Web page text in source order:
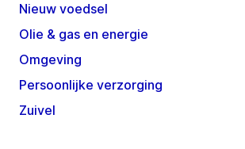
Nieuw voedsel
Olie & gas en energie
Omgeving
Persoonlijke verzorging
Zuivel